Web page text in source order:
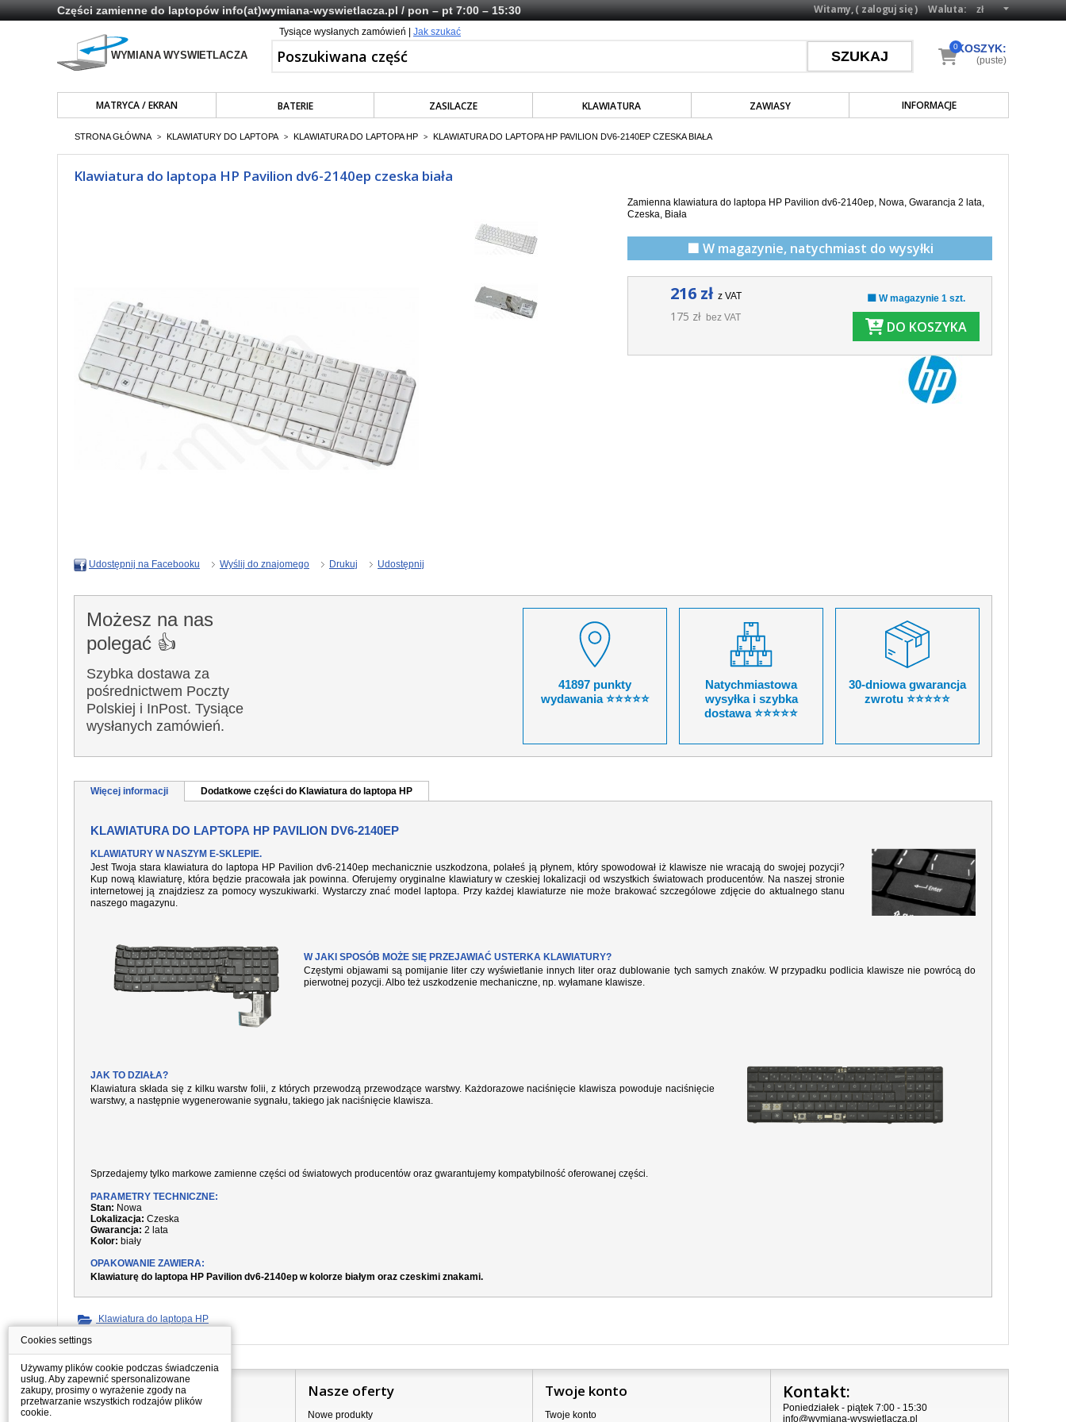
Części zamienne do laptopówinfo(at)wymiana-wyswietlacza.pl/ pon – pt 7:00 – 15:30 Waluta:
Witamy, (zaloguj się)
Tysiące wysłanych zamówień | Jak szukać
MATRYCA / EKRAN BATERIE ZASILACZE KLAWIATURA ZAWIASY INFORMACJE
KOSZYK:
0
(puste)
STRONA GŁÓWNA > KLAWIATURY DO LAPTOPA > KLAWIATURA DO LAPTOPA HP > KLAWIATURA DO LAPTOPA HP PAVILION DV6-2140EP CZESKA BIAŁA
Klawiatura do laptopa HP Pavilion dv6-2140ep czeska biała
Zamienna klawiatura do laptopa HP Pavilion dv6-2140ep, Nowa, Gwarancja 2 lata,
Czeska, Biała
🟩 W magazynie, natychmiast do wysyłki
216 zł z VAT
175 zł bez VAT
🟩 W magazynie 1 szt.
DO KOSZYKA
Udostępnij na Facebooku Wyślij do znajomego Drukuj Udostępnij
Możesz na nas
polegać 👍
Szybka dostawa za
pośrednictwem Poczty
Polskiej i InPost. Tysiące
wysłanych zamówień.
41897 punkty
wydawania ⭐⭐⭐⭐⭐
Natychmiastowa
wysyłka i szybka
dostawa ⭐⭐⭐⭐⭐
30-dniowa gwarancja
zwrotu ⭐⭐⭐⭐⭐
Więcej informacji Dodatkowe części do Klawiatura do laptopa HP
KLAWIATURA DO LAPTOPA HP PAVILION DV6-2140EP
KLAWIATURY W NASZYM E-SKLEPIE.
Jest Twoja stara klawiatura do laptopa HP Pavilion dv6-2140ep mechanicznie uszkodzona, polałeś ją płynem, który spowodował iż klawisze nie wracają do swojej pozycji?
Kup nową klawiaturę, która będzie pracowała jak powinna. Oferujemy oryginalne klawiatury w czeskiej lokalizacji od wszystkich światowach producentów. Na naszej stronie
internetowej ją znajdziesz za pomocy wyszukiwarki. Wystarczy znać model laptopa. Przy każdej klawiaturze nie może brakować szczególowe zdjęcie do aktualnego stanu
naszego magazynu.
W JAKI SPOSÓB MOŻE SIĘ PRZEJAWIAĆ USTERKA KLAWIATURY?
Częstymi objawami są pomijanie liter czy wyświetlanie innych liter oraz dublowanie tych samych znaków. W przypadku podlicia klawisze nie powrócą do
pierwotnej pozycji. Albo też uszkodzenie mechaniczne, np. wyłamane klawisze.
JAK TO DZIAŁA?
Klawiatura składa się z kilku warstw folii, z których przewodzą przewodzące warstwy. Każdorazowe naciśnięcie klawisza powoduje naciśnięcie
warstwy, a następnie wygenerowanie sygnału, takiego jak naciśnięcie klawisza.
Sprzedajemy tylko markowe zamienne części od światowych producentów oraz gwarantujemy kompatybilność oferowanej części.
PARAMETRY TECHNICZNE:
Stan: Nowa
Lokalizacja: Czeska
Gwarancja: 2 lata
Kolor: biały
OPAKOWANIE ZAWIERA:
Klawiaturę do laptopa HP Pavilion dv6-2140ep w kolorze białym oraz czeskimi znakami.
Klawiatura do laptopa HP
Informacje Nasze oferty
Nowe produkty
Twoje konto
Twoje konto
Kontakt:
Poniedziałek - piątek 7:00 - 15:30
info@wymiana-wyswietlacza.pl
Cookies settings
Używamy plików cookie podczas świadczenia
usług. Aby zapewnić spersonalizowane
zakupy, prosimy o wyrażenie zgody na
przetwarzanie wszystkich rodzajów plików
cookie.